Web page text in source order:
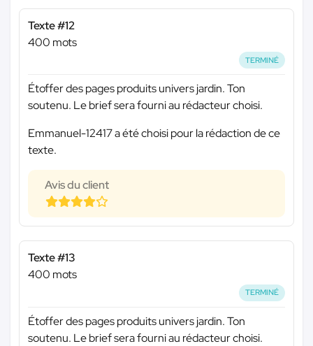
Texte #12
400 mots
TERMINÉ
Étoffer des pages produits univers jardin. Ton
soutenu. Le brief sera fourni au rédacteur choisi.
Emmanuel-12417 a été choisi pour la rédaction de ce
texte.
Avis du client
Texte #13
400 mots
TERMINÉ
Étoffer des pages produits univers jardin. Ton
soutenu. Le brief sera fourni au rédacteur choisi.